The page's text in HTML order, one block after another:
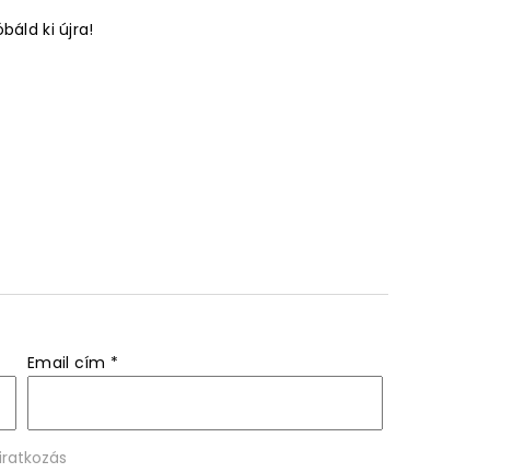
ki újra!
Email cím *